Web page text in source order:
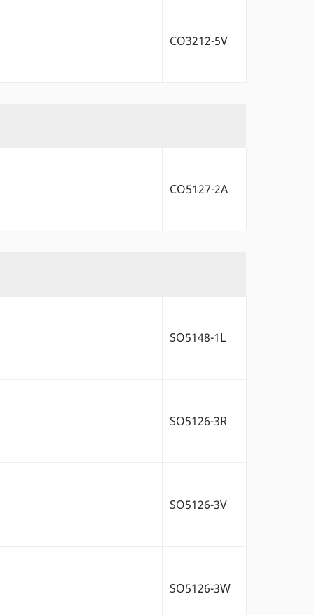
CO3212-5V
CO5127-2A
SO5148-1L
SO5126-3R
SO5126-3V
SO5126-3W